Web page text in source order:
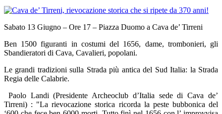
Sabato 13 Giugno – Ore 17 – Piazza Duomo a Cava de’ Tirreni
Ben 1500 figuranti in costumi del 1656, dame, trombonieri, gli
Sbandieratori di Cava, Cavalieri, popolani.
Le grandi tradizioni sulla Strada più antica del Sud Italia: la Strada
Regia delle Calabrie.
Paolo Landi (Presidente Archeoclub d’Italia sede di Cava de’
Tirreni) : "La rievocazione storica ricorda la peste bubbonica del